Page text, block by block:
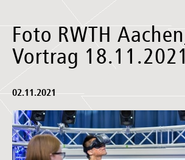
Foto RWTH Aachen_
Vortrag 18.11.2021
02.11.2021